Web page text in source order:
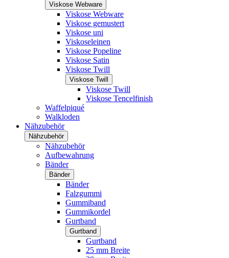
Viskose Webware
Viskose Webware
Viskose gemustert
Viskose uni
Viskoseleinen
Viskose Popeline
Viskose Satin
Viskose Twill
Viskose Twill
Viskose Twill
Viskose Tencelfinish
Waffelpiqué
Walkloden
Nähzubehör
Nähzubehör
Nähzubehör
Aufbewahrung
Bänder
Bänder
Bänder
Falzgummi
Gummiband
Gummikordel
Gurtband
Gurtband
Gurtband
25 mm Breite